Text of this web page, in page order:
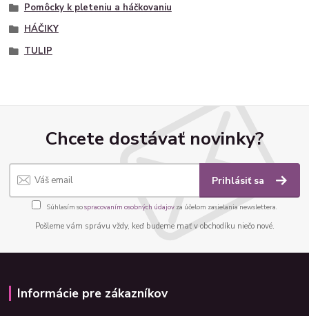
Pomôcky k pleteniu a háčkovaniu
HÁČIKY
TULIP
Chcete dostávať novinky?
Prihlásiť sa
Súhlasím sospracovaním osobných údajov za účelom zasielania newslettera.
Pošleme vám správu vždy, keď budeme mať v obchodíku niečo nové.
Informácie pre zákazníkov